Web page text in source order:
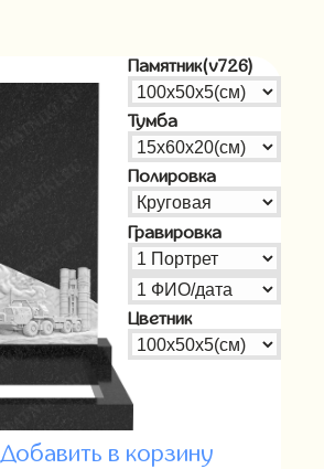
Памятник(v726)
Тумба
Полировка
Гравировка
Цветник
Добавить в корзину